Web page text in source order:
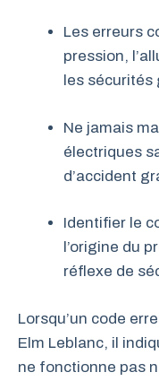
Les erreurs
pression,
les sécurités
Ne jamais
électriques
d’accident
Identifier le
l’origine du
réflexe de
Lorsqu’un code
Elm Leblanc, il
ne fonctionne pas